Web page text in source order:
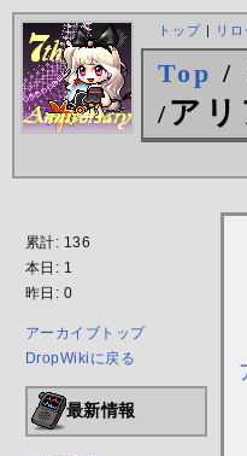
トップ| リロ
Top /
/ア
累計: 136
本日: 1
昨日: 0
アーカイブトップ
DropWikiに戻る
最新情報